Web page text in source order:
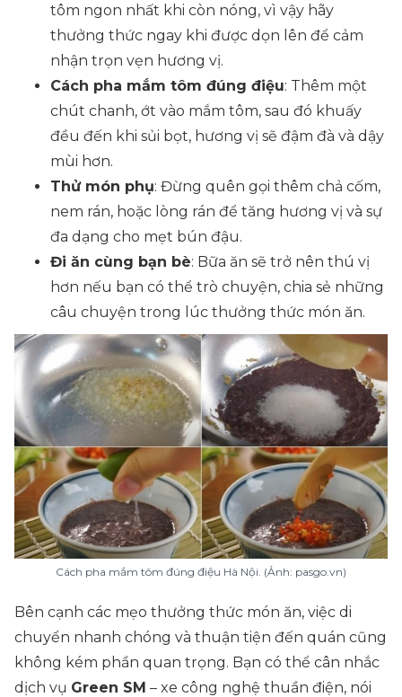
tôm ngon nhất khi còn nóng, vì vậy hãy
thưởng thức ngay khi được dọn lên để cảm
nhận trọn vẹn hương vị.
Cách pha mắm tôm đúng điệu: Thêm một
chút chanh, ớt vào mắm tôm, sau đó khuấy
đều đến khi sủi bọt, hương vị sẽ đậm đà và dậy
mùi hơn.
Thử món phụ: Đừng quên gọi thêm chả cốm,
nem rán, hoặc lòng rán để tăng hương vị và sự
đa dạng cho mẹt bún đậu.
Đi ăn cùng bạn bè: Bữa ăn sẽ trở nên thú vị
hơn nếu bạn có thể trò chuyện, chia sẻ những
câu chuyện trong lúc thưởng thức món ăn.
Cách pha mắm tôm đúng điệu Hà Nội. (Ảnh: pasgo.vn)
Bên cạnh các mẹo thưởng thức món ăn, việc di
chuyển nhanh chóng và thuận tiện đến quán cũng
không kém phần quan trọng. Bạn có thể cân nhắc
dịch vụ Green SM – xe công nghệ thuần điện, nói